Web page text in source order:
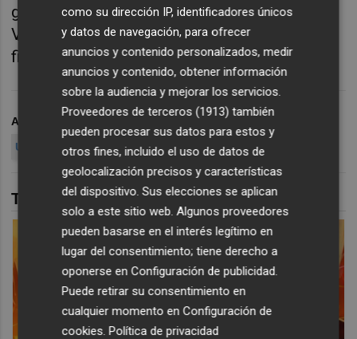
ganó todos sus partidos a domicilio contra el
Valencia y el Unicaja y cayó en los dos de la
final ante el Madrid).
ARCHIVADO EN
LIGA ENDESA
UCAM MURCIA CB
TAMBIÉN TE PUEDE INTERESAR
como su dirección IP, identificadores únicos
y datos de navegación, para ofrecer
anuncios y contenido personalizados, medir
anuncios y contenido, obtener información
sobre la audiencia y mejorar los servicios.
Proveedores de terceros (1913) también
pueden procesar sus datos para estos y
otros fines, incluido el uso de datos de
geolocalización precisos y características
del dispositivo. Sus elecciones se aplican
solo a este sitio web. Algunos proveedores
pueden basarse en el interés legítimo en
lugar del consentimiento; tiene derecho a
oponerse enConfiguración de publicidad
Puede retirar su consentimiento en
cualquier momento enConfiguración de
cookies .Política de privacidad